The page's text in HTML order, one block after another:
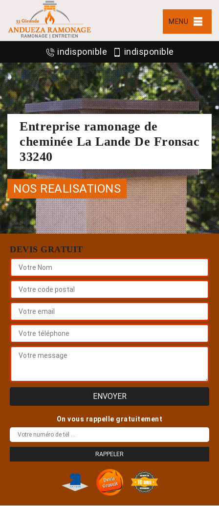
MENU
indisponible indisponible
Entreprise ramonage de
cheminée La Lande De Fronsac
33240
NOS REALISATIONS
DEVIS GRATUIT
On vous rappelle gratuitement